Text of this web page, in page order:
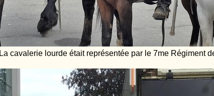
La cavalerie lourde était représentée par le 7me Régiment